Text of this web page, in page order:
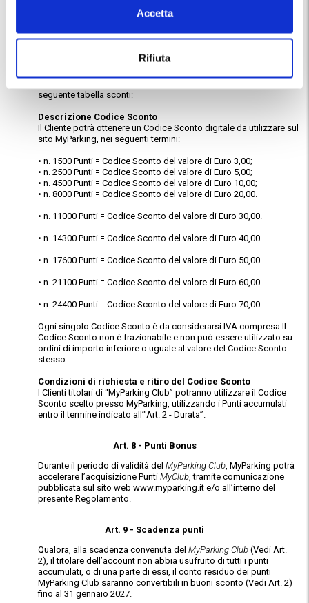
Accetta
Rifiuta
Art. 7 - Tabella sconti
Al raggiungimento delle soglie punti definite dal presente
seguente tabella sconti:
Descrizione Codice Sconto
Il Cliente potrà ottenere un Codice Sconto digitale da utilizzare sul
sito MyParking, nei seguenti termini:
• n. 1500 Punti = Codice Sconto del valore di Euro 3,00;
• n. 2500 Punti = Codice Sconto del valore di Euro 5,00;
• n. 4500 Punti = Codice Sconto del valore di Euro 10,00;
• n. 8000 Punti = Codice Sconto del valore di Euro 20,00.
• n. 11000 Punti = Codice Sconto del valore di Euro 30,00.
• n. 14300 Punti = Codice Sconto del valore di Euro 40,00.
• n. 17600 Punti = Codice Sconto del valore di Euro 50,00.
• n. 21100 Punti = Codice Sconto del valore di Euro 60,00.
• n. 24400 Punti = Codice Sconto del valore di Euro 70,00.
Ogni singolo Codice Sconto è da considerarsi IVA compresa Il
Codice Sconto non è frazionabile e non può essere utilizzato su
ordini di importo inferiore o uguale al valore del Codice Sconto
stesso.
Condizioni di richiesta e ritiro del Codice Sconto
I Clienti titolari di “MyParking Club” potranno utilizzare il Codice
Sconto scelto presso MyParking, utilizzando i Punti accumulati
entro il termine indicato all’"Art. 2 - Durata”.
Art. 8 - Punti Bonus
Durante il periodo di validità del MyParking Club , MyParking potrà
accelerare l’acquisizione Punti MyClub , tramite comunicazione
pubblicata sul sito web www.myparking.it e/o all’interno del
presente Regolamento.
Art. 9 - Scadenza punti
Qualora, alla scadenza convenuta del MyParking Club (Vedi Art.
2), il titolare dell’account non abbia usufruito di tutti i punti
accumulati, o di una parte di essi, il conto residuo dei punti
MyParking Club saranno convertibili in buoni sconto (Vedi Art. 2)
fino al 31 gennaio 2027.